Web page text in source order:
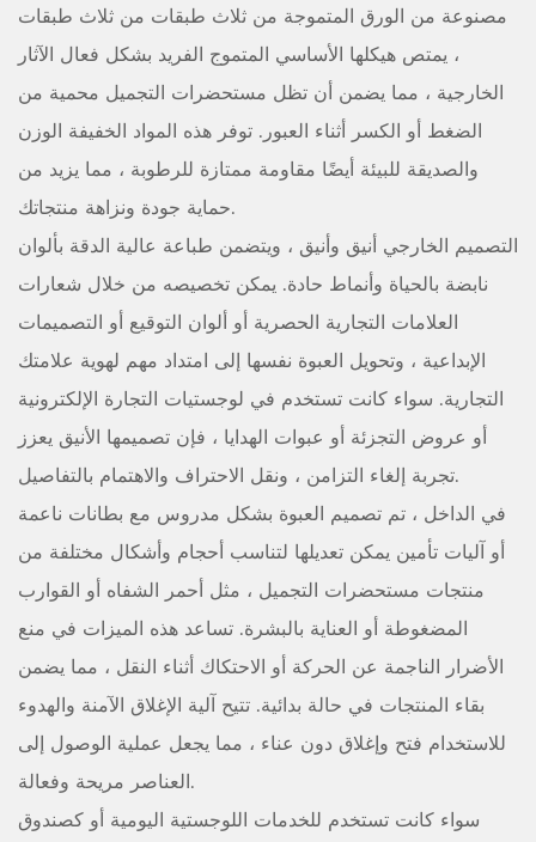
مصنوعة من الورق المتموجة من ثلاث طبقات من ثلاث طبقات
، يمتص هيكلها الأساسي المتموج الفريد بشكل فعال الآثار
الخارجية ، مما يضمن أن تظل مستحضرات التجميل محمية من
الضغط أو الكسر أثناء العبور. توفر هذه المواد الخفيفة الوزن
والصديقة للبيئة أيضًا مقاومة ممتازة للرطوبة ، مما يزيد من
حماية جودة ونزاهة منتجاتك.
التصميم الخارجي أنيق وأنيق ، ويتضمن طباعة عالية الدقة بألوان
نابضة بالحياة وأنماط حادة. يمكن تخصيصه من خلال شعارات
العلامات التجارية الحصرية أو ألوان التوقيع أو التصميمات
الإبداعية ، وتحويل العبوة نفسها إلى امتداد مهم لهوية علامتك
التجارية. سواء كانت تستخدم في لوجستيات التجارة الإلكترونية
أو عروض التجزئة أو عبوات الهدايا ، فإن تصميمها الأنيق يعزز
تجربة إلغاء التزامن ، ونقل الاحتراف والاهتمام بالتفاصيل.
في الداخل ، تم تصميم العبوة بشكل مدروس مع بطانات ناعمة
أو آليات تأمين يمكن تعديلها لتناسب أحجام وأشكال مختلفة من
منتجات مستحضرات التجميل ، مثل أحمر الشفاه أو القوارب
المضغوطة أو العناية بالبشرة. تساعد هذه الميزات في منع
الأضرار الناجمة عن الحركة أو الاحتكاك أثناء النقل ، مما يضمن
بقاء المنتجات في حالة بدائية. تتيح آلية الإغلاق الآمنة والهدوء
للاستخدام فتح وإغلاق دون عناء ، مما يجعل عملية الوصول إلى
العناصر مريحة وفعالة.
سواء كانت تستخدم للخدمات اللوجستية اليومية أو كصندوق